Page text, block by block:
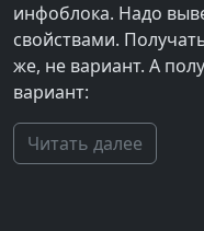
инфоблока. Надо
свойствами.
же, не вариант. А
вариант:
Читать далее